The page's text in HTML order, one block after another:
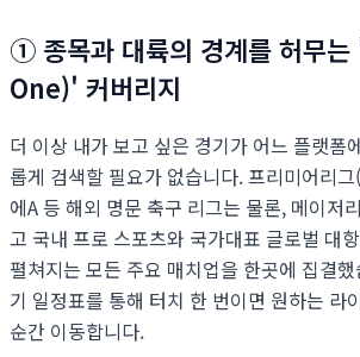
① 종목과 대륙의 경계를 허무
One)' 커버리지
더 이상 내가 보고 싶은 경기가 어느 플랫폼
롭게 검색할 필요가 없습니다. 프리미어리
에A 등 해외 명문 축구 리그는 물론, 메이저
고 국내 프로 스포츠와 국가대표 글로벌 대
펼쳐지는 모든 주요 매치업을 한곳에 집결
기 일정표를 통해 터치 한 번이면 원하는 라
순간 이동합니다.